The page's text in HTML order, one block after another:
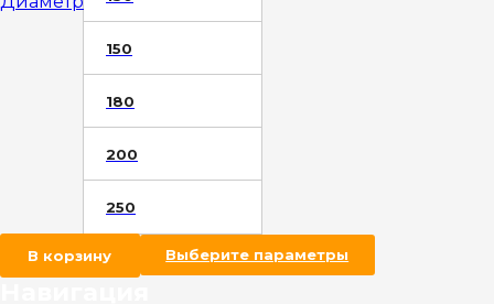
150
180
200
250
В корзину Выберите параметры